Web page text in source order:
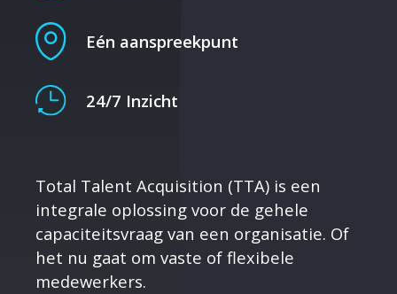
Eén aanspreekpunt
24/7 Inzicht
Total Talent Acquisition (TTA) is een
integrale oplossing voor de gehele
capaciteitsvraag van een organisatie. Of
het nu gaat om vaste of flexibele
medewerkers.